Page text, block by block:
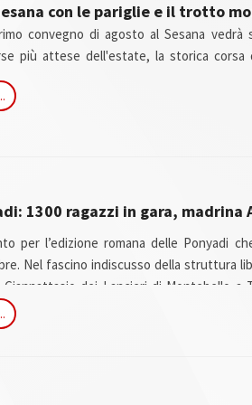
con le pariglie e il trotto
convegno di agosto al Sesana vedrà
più attese dell'estate, la storica
alla sella della quale l'ippodromo di
estivo facendo da pendant alle
1300 ragazzi in gara, madrina
per l’edizione romana delle Ponyadi
Nel fascino indiscusso della struttura
Giannattasio dei Lancieri di Montebello
popolare gli 8 campi gara tra erba e
l’endurance e 6 campi prova, insieme a
ludico più atteso...